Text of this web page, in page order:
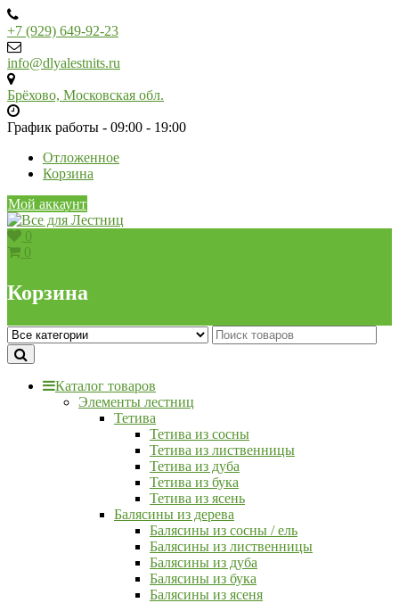
Skip
to
content
+7 (929) 649-92-23
info@dlyalestnits.ru
Брёхово, Московская обл.
График работы - 09:00 - 19:00
Отложенное
Корзина
Мой аккаунт
0
0
Корзина
Каталог товаров
Элементы лестниц
Тетива
Тетива из сосны
Тетива из лиственницы
Тетива из дуба
Тетива из бука
Тетива из ясень
Балясины из дерева
Балясины из сосны / ель
Балясины из лиственницы
Балясины из дуба
Балясины из бука
Балясины из ясеня